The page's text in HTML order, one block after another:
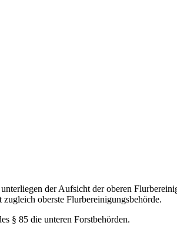
der Aufsicht der oberen
oberste Flurbereinigungsbehörde.
§ 85 die unteren Forstbehörden.